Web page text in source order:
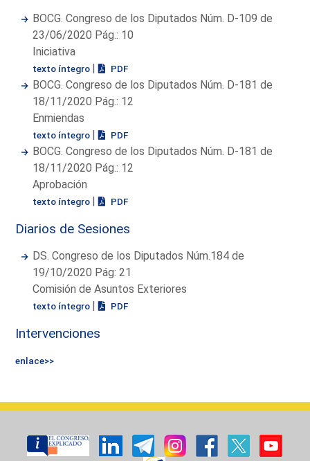
BOCG. Congreso de los Diputados Núm. D-109 de
23/06/2020 Pág.: 10
Iniciativa
texto íntegro | PDF
BOCG. Congreso de los Diputados Núm. D-181 de
18/11/2020 Pág.: 12
Enmiendas
texto íntegro | PDF
BOCG. Congreso de los Diputados Núm. D-181 de
18/11/2020 Pág.: 12
Aprobación
texto íntegro | PDF
Diarios de Sesiones
DS. Congreso de los Diputados Núm.184 de
19/10/2020 Pág: 21
Comisión de Asuntos Exteriores
texto íntegro | PDF
Intervenciones
enlace>>